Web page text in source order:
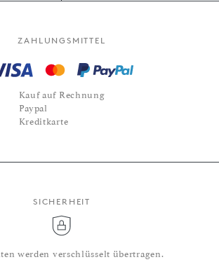
ZAHLUNGSMITTEL
Kauf auf Rechnung
Paypal
Kreditkarte
SICHERHEIT
werden verschlüsselt übertragen.